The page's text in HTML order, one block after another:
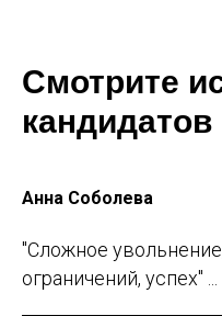
Смотрите
кандидатов
Анна Соболева
"Сложное
ограничений, успех" ...